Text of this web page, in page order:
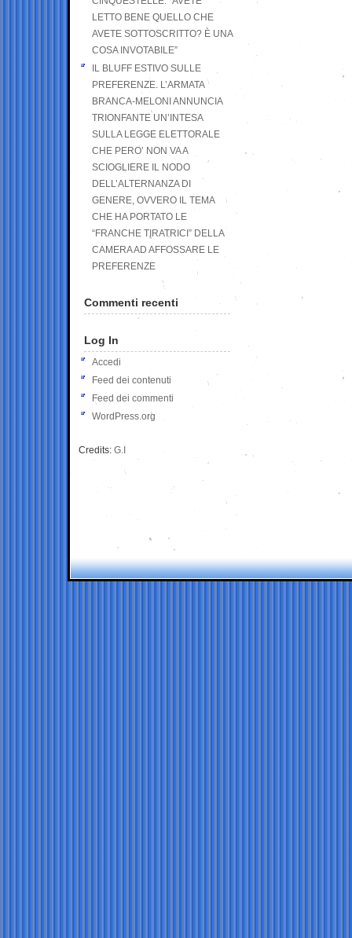
LETTO BENE QUELLO CHE
AVETE SOTTOSCRITTO? È UNA
COSA INVOTABILE”
IL BLUFF ESTIVO SULLE
PREFERENZE. L’ARMATA
BRANCA-MELONI ANNUNCIA
TRIONFANTE UN’INTESA
SULLA LEGGE ELETTORALE
CHE PERO’ NON VA A
SCIOGLIERE IL NODO
DELL’ALTERNANZA DI
GENERE, OVVERO IL TEMA
CHE HA PORTATO LE
“FRANCHE TIRATRICI” DELLA
CAMERA AD AFFOSSARE LE
PREFERENZE
Commenti recenti
Log In
Accedi
Feed dei contenuti
Feed dei commenti
WordPress.org
Credits: G.I